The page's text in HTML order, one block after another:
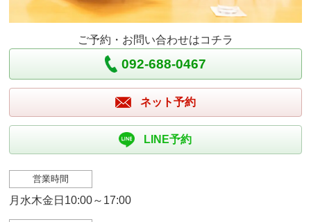
ご予約・お問い合わせはコチラ
092-688-0467
ネット予約
LINE予約
営業時間
月水木金日10:00～17:00